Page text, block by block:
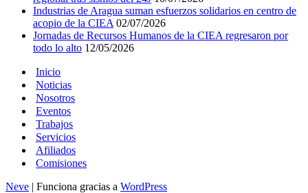
Industrias de Aragua suman esfuerzos solidarios en centro de
acopio de la CIEA 02/07/2026
Jornadas de Recursos Humanos de la CIEA regresaron por
todo lo alto 12/05/2026
Inicio
Noticias
Nosotros
Eventos
Trabajos
Servicios
Afiliados
Comisiones
Neve | Funciona gracias a WordPress